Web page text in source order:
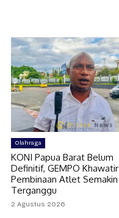
Olahraga
KONI Papua Barat Belum
Definitif, GEMPO Khawatir
Pembinaan Atlet Semakin
Terganggu
2 Agustus 2026